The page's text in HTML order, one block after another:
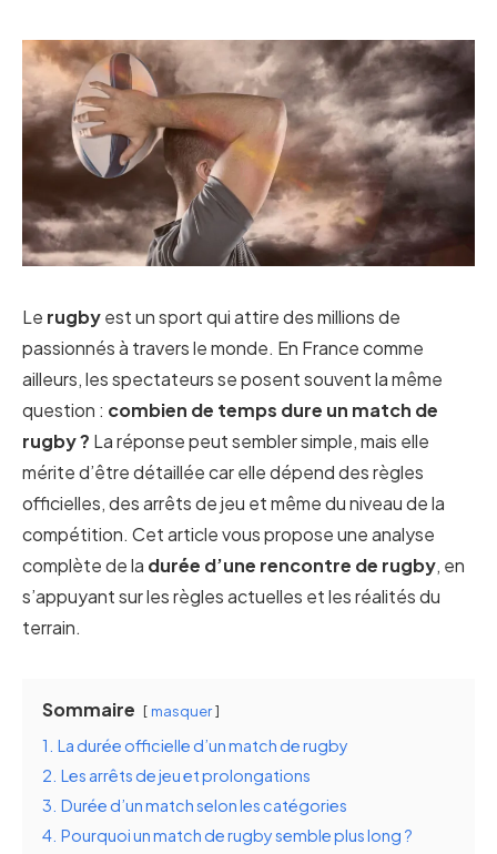
Le rugbyest un sport qui attire des millions de
passionnés à travers le monde. En France comme
ailleurs, les spectateurs se posent souvent la même
question : combien de temps dure un match de
rugby ? La réponse peut sembler simple, mais elle
mérite d’être détaillée car elle dépend des règles
officielles, des arrêts de jeu et même du niveau de la
compétition. Cet article vous propose une analyse
complète de la durée d’une rencontre de rugby, en
s’appuyant sur les règles actuelles et les réalités du
terrain.
Sommaire masquer
1. La durée officielle d’un match de rugby
2. Les arrêts de jeu et prolongations
3. Durée d’un match selon les catégories
4. Pourquoi un match de rugby semble plus long ?